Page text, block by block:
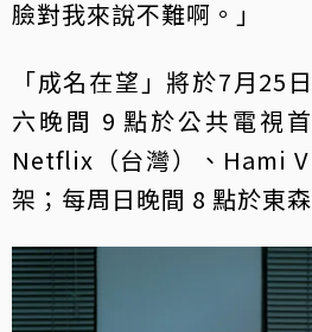
臉對我來說不難啊。」
「成名在望」將於7月25
六晚間 9 點於公共電視
Netflix（台灣）、Hami
架；每周日晚間 8 點於東